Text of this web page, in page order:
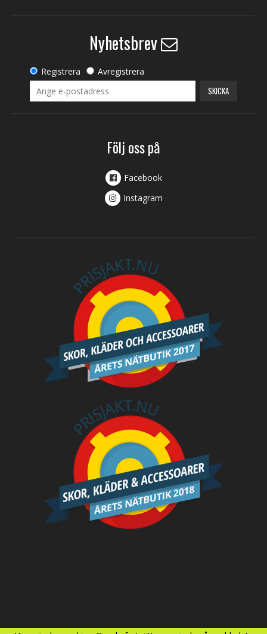
Nyhetsbrev
Registrera Avregistrera
SKICKA
Följ oss på
Facebook
Instagram